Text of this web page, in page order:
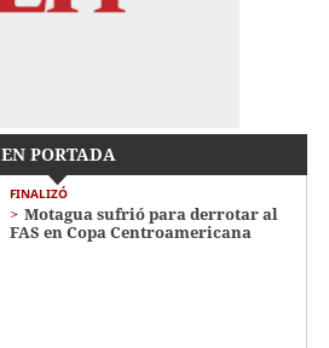
EN PORTADA
FINALIZÓ
Motagua sufrió para derrotar al
FAS en Copa Centroamericana